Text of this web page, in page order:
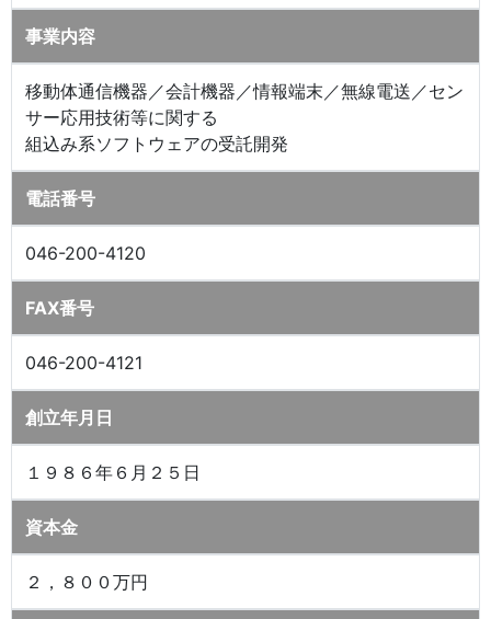
事業内容
移動体通信機器／会計機器／情報端末／無線電送／セン
サー応用技術等に関する
組込み系ソフトウェアの受託開発
電話番号
046-200-4120
FAX番号
046-200-4121
創立年月日
１９８６年６月２５日
資本金
２，８００万円